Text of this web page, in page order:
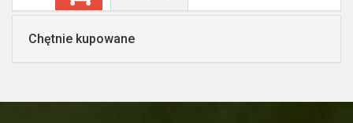
Chętnie kupowane